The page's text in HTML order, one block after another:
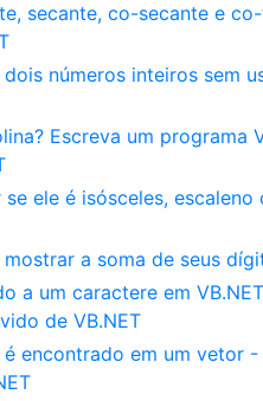
secante, co-secante e
números inteiros sem
Escreva um programa
ele é isósceles,
a soma de seus
a um caractere em
de VB.NET
encontrado em um vetor